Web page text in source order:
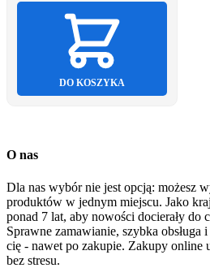
DO KOSZYKA
O nas
Dla nas wybór nie jest opcją: możesz
produktów w jednym miejscu. Jako
ponad 7 lat, aby nowości docierały do
Sprawne zamawianie, szybka obsługa
cię - nawet po zakupie. Zakupy online
bez stresu.